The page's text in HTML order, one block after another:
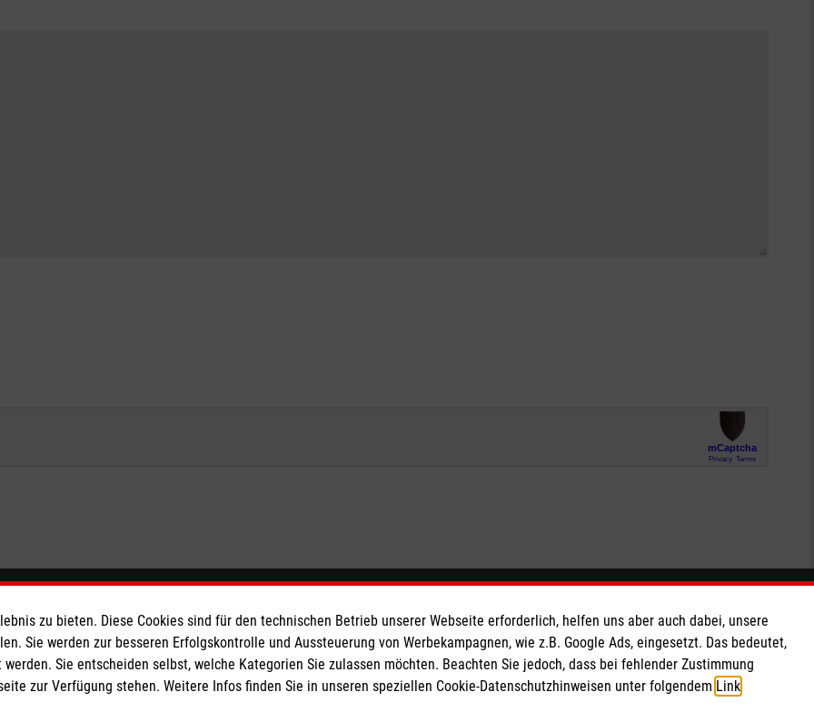
Malteser online
Malteser in Deutschland
Malteser International
Soziale Netzwerke
zu bieten. Diese Cookies sind für den technischen Betrieb unserer Webseite erforderlich, helfen uns aber auch dabei, unsere
Sie werden zur besseren Erfolgskontrolle und Aussteuerung von Werbekampagnen, wie z.B. Google Ads, eingesetzt. Das bedeutet,
Sie entscheiden selbst, welche Kategorien Sie zulassen möchten. Beachten Sie jedoch, dass bei fehlender Zustimmung
zur Verfügung stehen. Weitere Infos finden Sie in unseren speziellen Cookie-Datenschutzhinweisen unter folgendem Link